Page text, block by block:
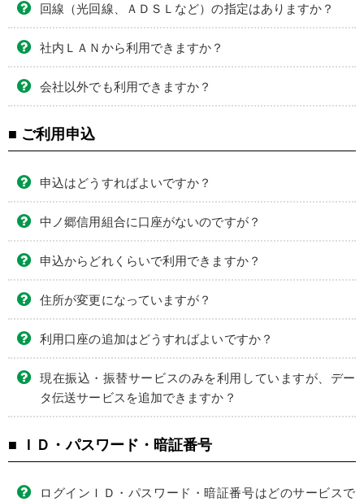
回線（光回線、ＡＤＳＬなど）の指定はありますか？
社内ＬＡＮから利用できますか？
会社以外でも利用できますか？
■ ご利用申込
申込はどうすればよいですか？
中ノ郷信用組合に口座がないのですが？
申込からどれくらいで利用できますか？
住所が変更になっていますが？
利用口座の追加はどうすればよいですか？
現在振込・振替サービスのみを利用していますが、デー
タ伝送サービスを追加できますか？
■ ＩＤ・パスワード・暗証番号
ログインＩＤ・パスワード・暗証番号はどのサービスで